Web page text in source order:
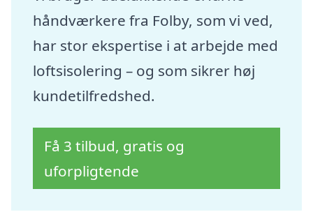
håndværkere fra Folby, som vi ved,
har stor ekspertise i at arbejde med
loftsisolering – og som sikrer høj
kundetilfredshed.
Få 3 tilbud, gratis og
uforpligtende